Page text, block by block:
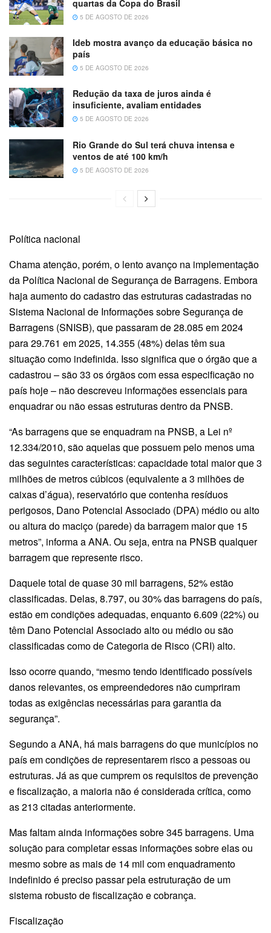
quartas da Copa do Brasil
5 DE AGOSTO DE 2026
Ideb mostra avanço da educação básica no
país
5 DE AGOSTO DE 2026
Redução da taxa de juros ainda é
insuficiente, avaliam entidades
5 DE AGOSTO DE 2026
Rio Grande do Sul terá chuva intensa e
ventos de até 100 km/h
5 DE AGOSTO DE 2026
Política nacional
Chama atenção, porém, o lento avanço na implementação
da Política Nacional de Segurança de Barragens. Embora
haja aumento do cadastro das estruturas cadastradas no
Sistema Nacional de Informações sobre Segurança de
Barragens (SNISB), que passaram de 28.085 em 2024
para 29.761 em 2025, 14.355 (48%) delas têm sua
situação como indefinida. Isso significa que o órgão que a
cadastrou – são 33 os órgãos com essa especificação no
país hoje – não descreveu informações essenciais para
enquadrar ou não essas estruturas dentro da PNSB.
“As barragens que se enquadram na PNSB, a Lei nº
12.334/2010, são aquelas que possuem pelo menos uma
das seguintes características: capacidade total maior que 3
milhões de metros cúbicos (equivalente a 3 milhões de
caixas d’água), reservatório que contenha resíduos
perigosos, Dano Potencial Associado (DPA) médio ou alto
ou altura do maciço (parede) da barragem maior que 15
metros”, informa a ANA. Ou seja, entra na PNSB qualquer
barragem que represente risco.
Daquele total de quase 30 mil barragens, 52% estão
classificadas. Delas, 8.797, ou 30% das barragens do país,
estão em condições adequadas, enquanto 6.609 (22%) ou
têm Dano Potencial Associado alto ou médio ou são
classificadas como de Categoria de Risco (CRI) alto.
Isso ocorre quando, “mesmo tendo identificado possíveis
danos relevantes, os empreendedores não cumpriram
todas as exigências necessárias para garantia da
segurança”.
Segundo a ANA, há mais barragens do que municípios no
país em condições de representarem risco a pessoas ou
estruturas. Já as que cumprem os requisitos de prevenção
e fiscalização, a maioria não é considerada crítica, como
as 213 citadas anteriormente.
Mas faltam ainda informações sobre 345 barragens. Uma
solução para completar essas informações sobre elas ou
mesmo sobre as mais de 14 mil com enquadramento
indefinido é preciso passar pela estruturação de um
sistema robusto de fiscalização e cobrança.
Fiscalização